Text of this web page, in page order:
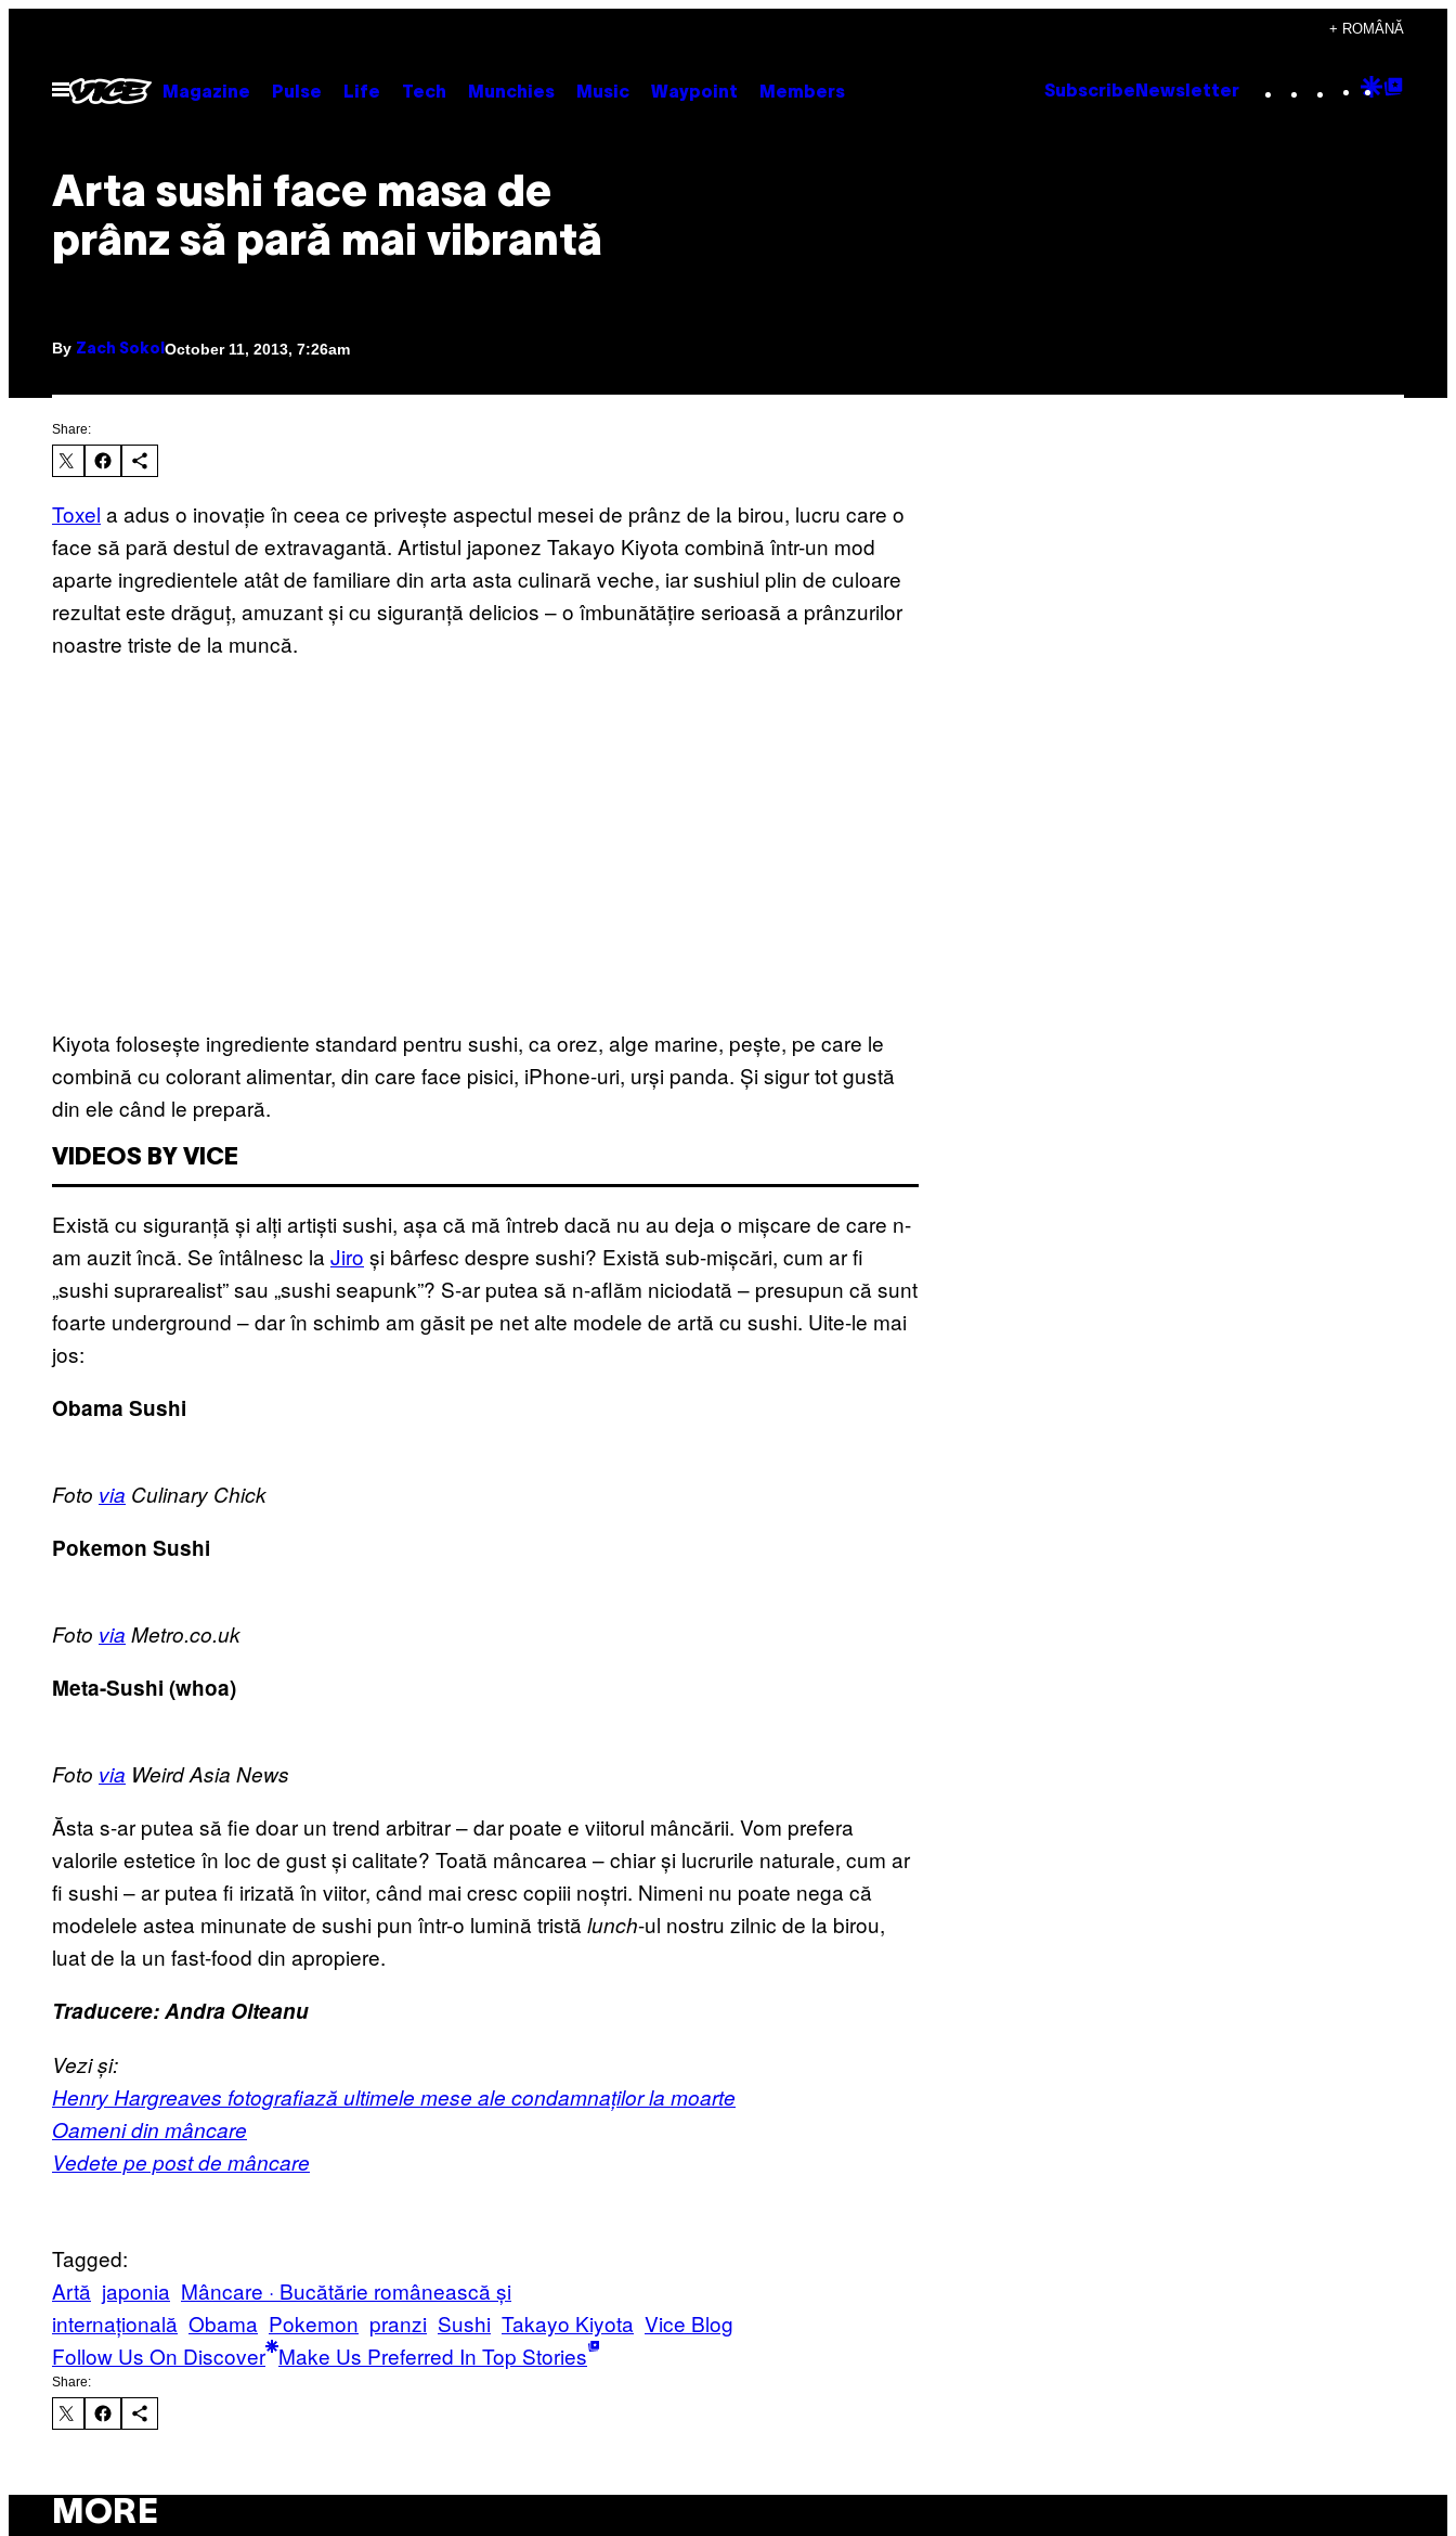
content
+ ROMÂNĂ
Open
Menu
Magazine Pulse Life Tech Munchies Music Waypoint Members Subscribe Newsletter Instagram
TikTok
YouTube
Google
Arta sushi face masa de
prânz să pară mai vibrantă
By Zach Sokol October 11, 2013, 7:26am
Share:
Toxel a adus o inovație în ceea ce privește aspectul mesei de prânz de la birou, lucru care o
face să pară destul de extravagantă. Artistul japonez Takayo Kiyota combină într-un mod
aparte ingredientele atât de familiare din arta asta culinară veche, iar sushiul plin de culoare
rezultat este drăguț, amuzant și cu siguranță delicios – o îmbunătățire serioasă a prânzurilor
noastre triste de la muncă.
Kiyota folosește ingrediente standard pentru sushi, ca orez, alge marine, pește, pe care le
combină cu colorant alimentar, din care face pisici, iPhone-uri, urși panda. Și sigur tot gustă
din ele când le prepară.
VIDEOS BY VICE
Există cu siguranță și alți artiști sushi, așa că mă întreb dacă nu au deja o mișcare de care n-
am auzit încă. Se întâlnesc la Jiro și bârfesc despre sushi? Există sub-mișcări, cum ar fi
„sushi suprarealist” sau „sushi seapunk”? S-ar putea să n-aflăm niciodată – presupun că sunt
foarte underground – dar în schimb am găsit pe net alte modele de artă cu sushi. Uite-le mai
jos:
Obama Sushi
Foto via Culinary Chick
Pokemon Sushi
Foto via Metro.co.uk
Meta-Sushi (whoa)
Foto via Weird Asia News
Ăsta s-ar putea să fie doar un trend arbitrar – dar poate e viitorul mâncării. Vom prefera
valorile estetice în loc de gust și calitate? Toată mâncarea – chiar și lucrurile naturale, cum ar
fi sushi – ar putea fi irizată în viitor, când mai cresc copiii noștri. Nimeni nu poate nega că
modelele astea minunate de sushi pun într-o lumină tristă lunch-ul nostru zilnic de la birou,
luat de la un fast-food din apropiere.
Traducere: Andra Olteanu
Vezi și:
Henry Hargreaves fotografiază ultimele mese ale condamnaților la moarte
Oameni din mâncare
Vedete pe post de mâncare
Tagged:
Artă japonia Mâncare · Bucătărie românească și
internațională Obama Pokemon pranzi Sushi Takayo Kiyota Vice Blog
Follow Us On Discover Make Us Preferred In Top Stories
Share:
MORE